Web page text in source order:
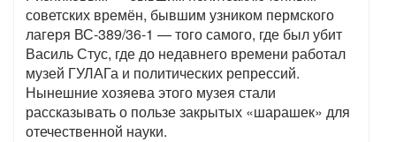
советских времён, бывшим узником пермского
лагеря ВС-389/36-1 — того самого, где был убит
Василь Стус, где до недавнего времени работал
музей ГУЛАГа и политических репрессий.
Нынешние хозяева этого музея стали
рассказывать о пользе закрытых «шарашек» для
отечественной науки.